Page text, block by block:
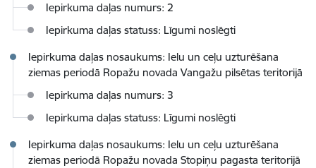
Iepirkuma daļas numurs: 2
Iepirkuma daļas statuss: Līgumi noslēgti
Iepirkuma daļas nosaukums: Ielu un ceļu uzturēšana
ziemas periodā Ropažu novada Vangažu pilsētas teritorijā
Iepirkuma daļas numurs: 3
Iepirkuma daļas statuss: Līgumi noslēgti
Iepirkuma daļas nosaukums: Ielu un ceļu uzturēšana
ziemas periodā Ropažu novada Stopiņu pagasta teritorijā